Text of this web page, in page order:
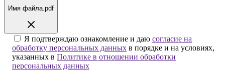
Имя файла.pdf
Я подтверждаю ознакомление и даю согласие на
обработку персональных данных в порядке и на условиях,
указанных в Политике в отношении обработки
персональных данных